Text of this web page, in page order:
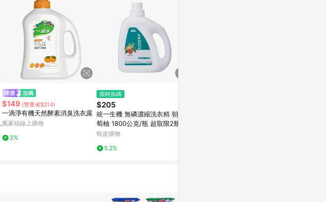
$149 (雙重省$214)
一滴淨有機天然酵素消臭洗衣露
萬家福線上購物
3%
限時加碼
$205
統一生機 無磷濃縮洗衣精 朝露葡
萄柚 1800公克/瓶 超取限2瓶@
蝦皮購物
5.2%